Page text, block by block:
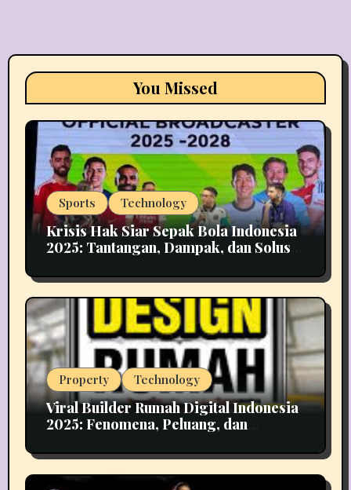
You Missed
Sports Technology
Krisis Hak Siar Sepak Bola Indonesia
2025: Tantangan, Dampak, dan Solusi
Property Technology
Viral Builder Rumah Digital Indonesia
2025: Fenomena, Peluang, dan